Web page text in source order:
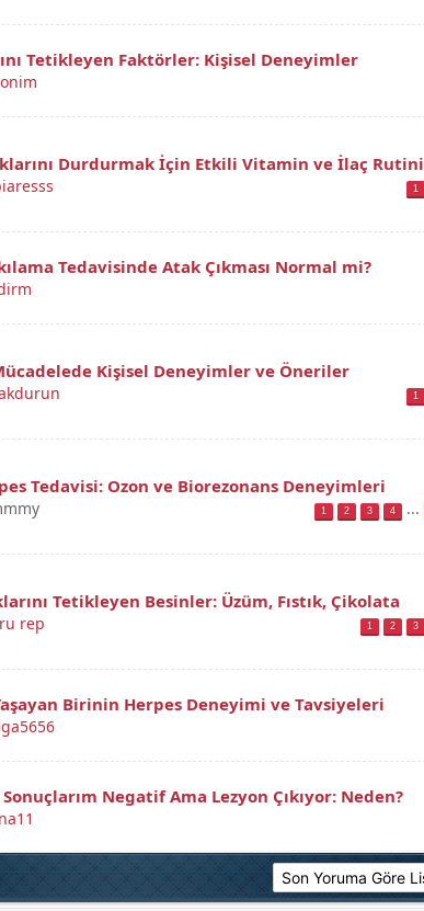
Tetikleyen Faktörler: Kişisel Deneyimler
oy
Durdurmak İçin Etkili Vitamin ve İlaç Rutini
1
oy
Tedavisinde Atak Çıkması Normal mi?
oy
Kişisel Deneyimler ve Öneriler
1
oy
Tedavisi: Ozon ve Biorezonans Deneyimleri
1 2 3 4 ...
5 - 12 oy
Tetikleyen Besinler: Üzüm, Fıstık, Çikolata
rep 1 2 3
oy
Birinin Herpes Deneyimi ve Tavsiyeleri
oy
Negatif Ama Lezyon Çıkıyor: Neden?
oy